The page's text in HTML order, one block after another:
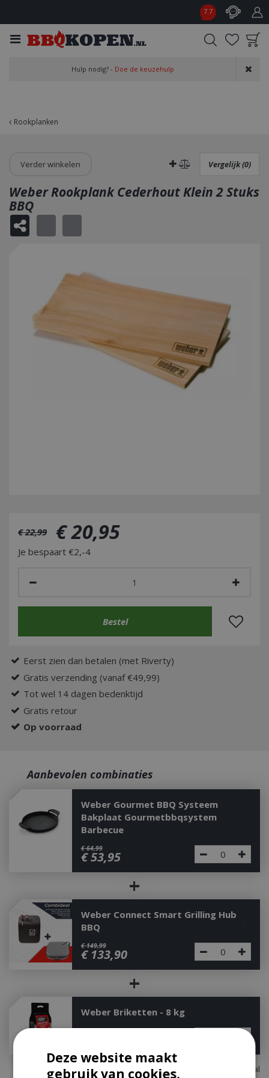
Rookplanken
7.7
aan wensenlijst
Hulp nodig? - Doe de keuzehulp
Verder winkelen Vergelijk (0)
Weber Rookplank Cederhout Klein 2 Stuks
BBQ
€ 22,99 €20,95
Je bespaart €2,-4
Eerst zien dan betalen (met Riverty)
Gratis verzending (vanaf €49,99)
Tot wel 14 dagen bedenktijd
Gratis retour
Op voorraad
Aanbevolen combinaties
Weber Gourmet BBQ Systeem
Bakplaat Gourmetbbqsystem
Barbecue
€ 64,99
€ 53,95
+
Weber Connect Smart Grilling Hub
BBQ
€ 149,99
€ 133,90
+
Weber Briketten - 8 kg
€ 19,99
Totaal
Deze website maakt
gebruik van cookies.